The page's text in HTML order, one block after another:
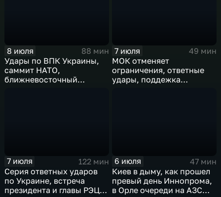
8 июля
88 мин
Удары по ВПК Украины,
саммит НАТО,
ближневосточный
7 июля
49 мин
МОК отменяет
ограничения, ответные
удары, поддежка
7 июля
122 мин
Серия ответных ударов
по Украине, встреча
президента и главы РЭЦ,
6 июля
47 мин
Киев в дыму, как прошел
превый день Иннопрома,
в Орле очереди на АЗС